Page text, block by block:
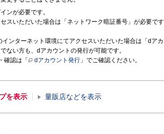
ンが必要です。
スいただいた場合は「ネットワーク暗証番号」が必要で
インターネット環境にてアクセスいただいた場合は「dア
ない方も、dアカウントの発行が可能です。
確認は「
dアカウント発行 」でご確認ください。
を表示 量販店などを表示